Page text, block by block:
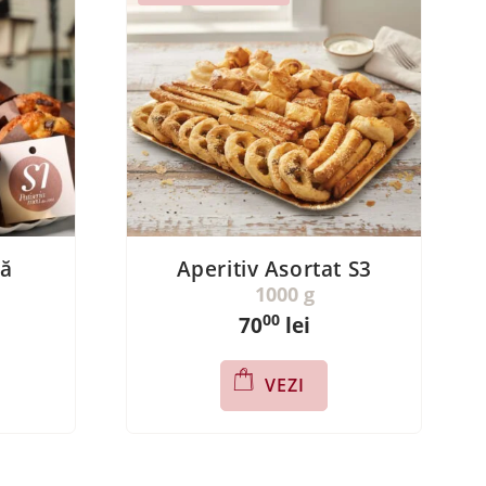
Aperitiv Asortat S3
1000 g
7000 lei
VEZI